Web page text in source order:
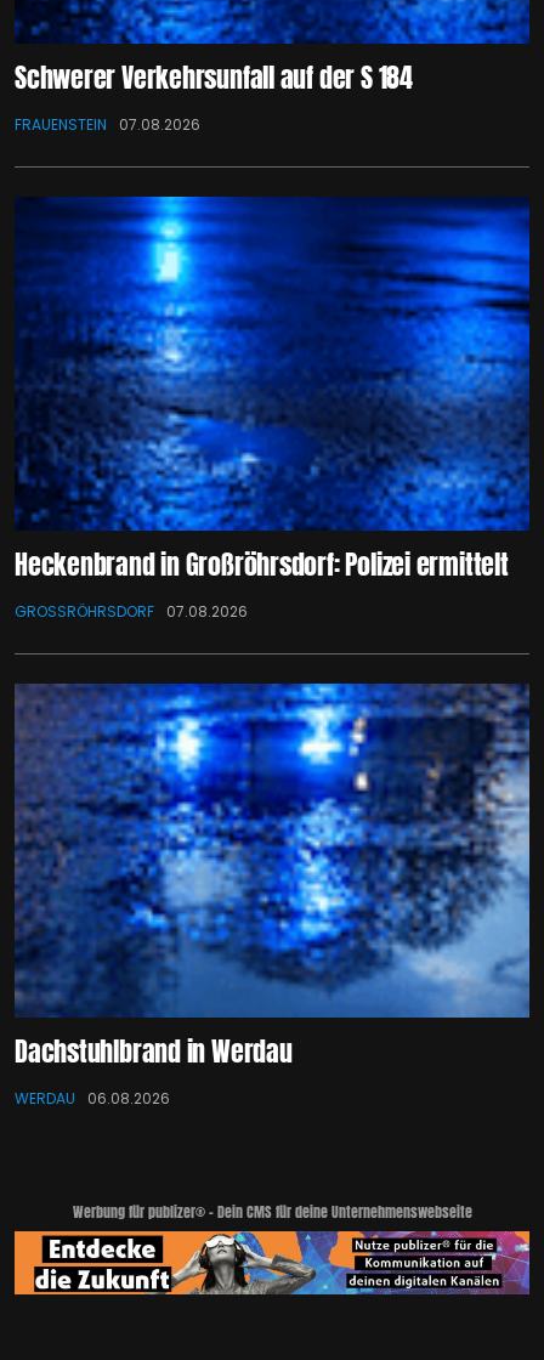
Schwerer Verkehrsunfall auf der S 184
FRAUENSTEIN 07.08.2026
Heckenbrand in Großröhrsdorf: Polizei ermittelt
GROSSRÖHRSDORF 07.08.2026
Dachstuhlbrand in Werdau
WERDAU 06.08.2026
Werbung für publizer® - Dein CMS für deine Unternehmenswebseite